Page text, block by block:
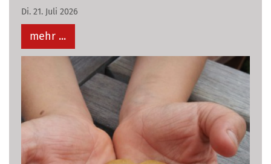
Di. 21. Juli 2026
mehr ...